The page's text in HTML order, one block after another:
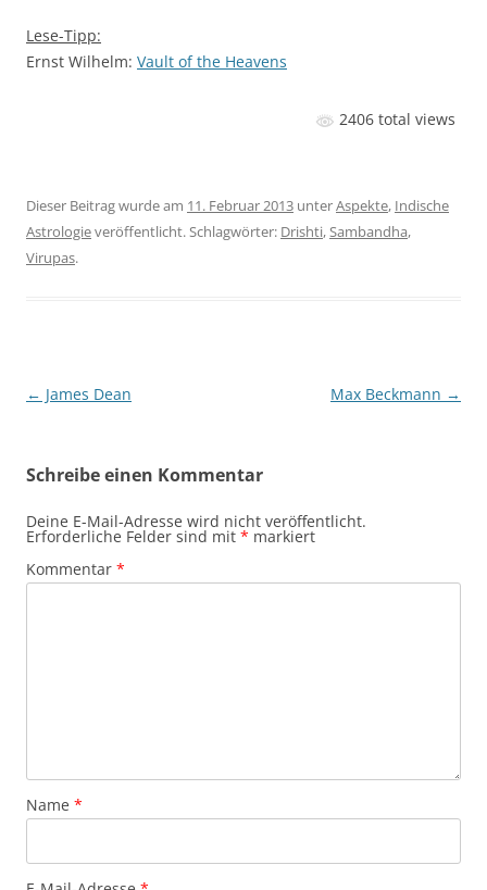
Lese-Tipp:
Ernst Wilhelm: Vault of the Heavens
2406 total views
Dieser Beitrag wurde am 11. Februar 2013 unterAspekte, Indische
Astrologieveröffentlicht. Schlagwörter: Drishti,Sambandha,
Virupas.
Beitragsnavigation
← James Dean Max Beckmann →
Schreibe einen Kommentar
Deine E-Mail-Adresse wird nicht veröffentlicht.
Erforderliche Felder sind mit * markiert
Kommentar *
Name *